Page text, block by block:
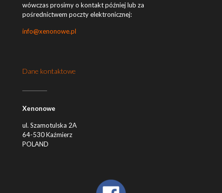
wówczas prosimy o kontakt później lub za
pośrednictwem poczty elektronicznej:
info@xenonowe.pl
Dane kontaktowe
Xenonowe
ul. Szamotulska 2A
64-530 Kaźmierz
POLAND